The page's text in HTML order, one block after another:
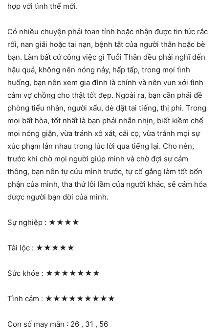
hợp với tình thế mới.
Có nhiều chuyện phải toan tính hoặc nhận được tin tức rắc
rối, nan giải hoặc tai nạn, bệnh tật của người thân hoặc bè
bạn. Làm bất cứ công việc gì Tuổi Thân đều phải nghĩ đến
hậu quả, không nên nóng nảy, hấp tấp, trong mọi tình
huống, bạn nên xem gia đình là chính và nên vun xới tình
cảm vợ chồng cho thật tốt đẹp. Ngoài ra, bạn cần phải đề
phòng tiểu nhân, người xấu, dè dặt tai tiếng, thị phi. Trong
mọi bất hòa, tốt nhất là bạn phải nhẫn nhịn, biết kiềm chế
mọi nóng giận, vừa tránh xô xát, cãi cọ, vừa tránh mọi sự
xúc phạm lẫn nhau trong lúc lời qua tiếng lại. Cho nên,
trước khi chờ mọi người giúp mình và chờ đợi sự cảm
thông, bạn nên tự cứu mình trước, tự cố gắng làm tốt bổn
phận của mình, tha thứ lỗi lầm của người khác, sẽ cảm hóa
được người bạn đời của mình.
Sự nghiệp : ★★★★
Tài lộc : ★★★★★
Sức khỏe : ★★★★★★★
Tình cảm : ★★★★★★★★★
Con số may mắn : 26 , 31 , 56